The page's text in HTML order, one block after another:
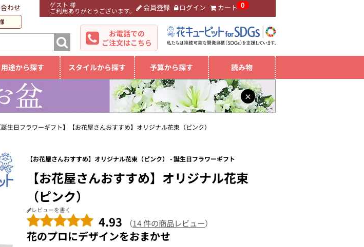
ゲスト 様
ご利用ありがとうございます。 会員登録 ログイン カート 0
わせ
お電話での
ご注文はこちら
用途から探す スタイルから探す 予算から探す 読み物
×
誕生日フラワーギフト】【お花屋さんおすすめ】オリジナル花束（ピンク）
【お花屋さんおすすめ】オリジナル花束（ピンク） - 誕生日フラワーギフト
【お花屋さんおすすめ】オリジナル花束
（ピンク）
レビューを書く
4.93 （14 件の商品レビュー）
花のプロにデザインをおまかせ